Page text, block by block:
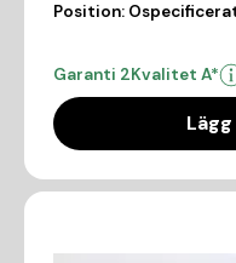
Position:
Garanti 2Kvalitet A*